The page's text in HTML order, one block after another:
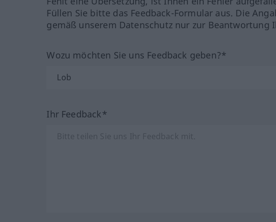
Füllen Sie bitte das Feedback-Formular aus. Die
gemäß unserem Datenschutz nur zur Beantwortung
Wozu möchten Sie uns Feedback geben?*
Ihr Feedback*